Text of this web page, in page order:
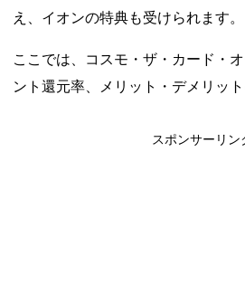
え、イオンの特典も受けられます。
ここでは、コスモ・ザ・カード・
ント還元率、メリット・デメリッ
スポンサーリン